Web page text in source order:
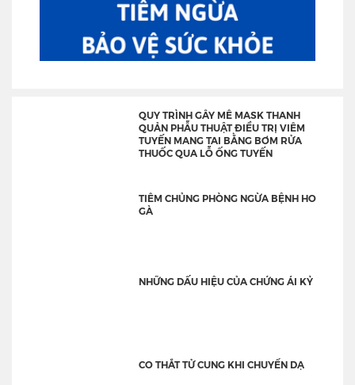
QUY TRÌNH GÂY MÊ MASK THANH
QUẢN PHẪU THUẬT ĐIỀU TRỊ VIÊM
TUYẾN MANG TAI BẰNG BƠM RỬA
THUỐC QUA LỖ ỐNG TUYẾN
TIÊM CHỦNG PHÒNG NGỪA BỆNH HO
GÀ
NHỮNG DẤU HIỆU CỦA CHỨNG ÁI KỶ
CO THẮT TỬ CUNG KHI CHUYỂN DẠ